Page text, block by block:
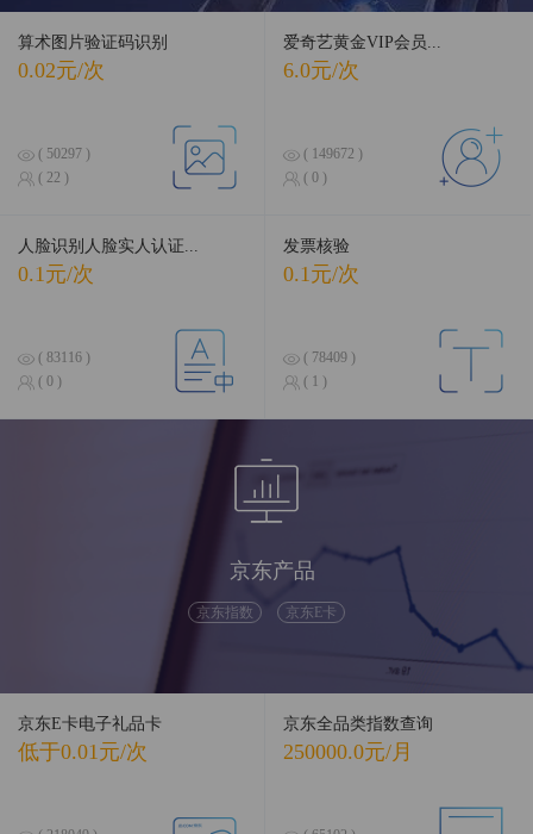
算术图片验证码识别
0.02元/次
( 50297 )
( 22 )
爱奇艺黄金VIP会员...
6.0元/次
( 149672 )
( 0 )
人脸识别人脸实人认证...
0.1元/次
( 83116 )
( 0 )
发票核验
0.1元/次
( 78409 )
( 1 )
京东产品
京东指数 京东E卡
京东E卡电子礼品卡
低于0.01元/次
京东全品类指数查询
250000.0元/月